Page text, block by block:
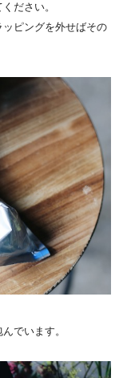
ださい。
ピングを外せばその
でいます。